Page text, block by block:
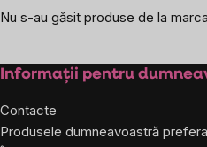
Nu s-au găsit produse de la marca
Subsol
Informații pentru
Contacte
Produsele dumneavoastră